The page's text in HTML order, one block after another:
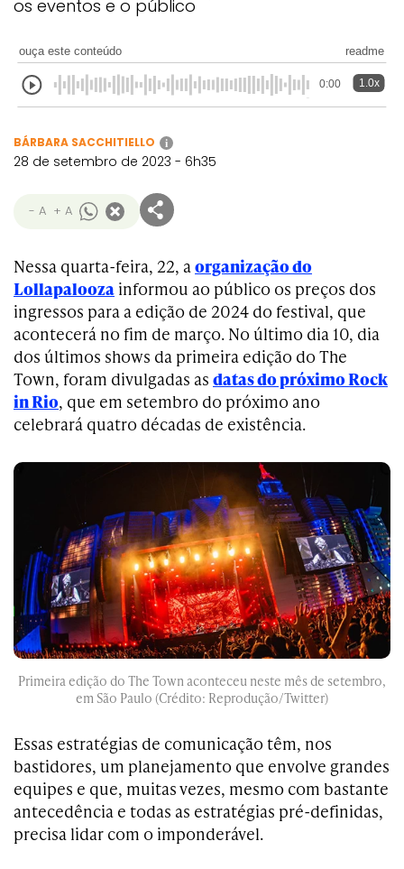
os eventos e o público
ouça este conteúdo readme
0:00 1.0x
BÁRBARA SACCHITIELLO i
28 de setembro de 2023 - 6h35
- A + A
Nessa quarta-feira, 22, aorganização do
Lollapalooza informou ao público os preços dos
ingressos para a edição de 2024 do festival, que
acontecerá no fim de março. No último dia 10, dia
dos últimos shows da primeira edição do The
Town, foram divulgadas as datas do próximo Rock
in Rio, que em setembro do próximo ano
celebrará quatro décadas de existência.
Primeira edição do The Town aconteceu neste mês de setembro,
em São Paulo (Crédito: Reprodução/Twitter)
Essas estratégias de comunicação têm, nos
bastidores, um planejamento que envolve grandes
equipes e que, muitas vezes, mesmo com bastante
antecedência e todas as estratégias pré-definidas,
precisa lidar com o imponderável.